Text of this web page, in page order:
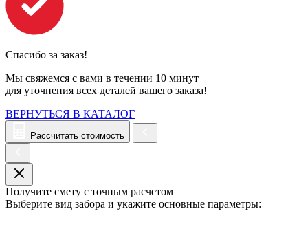
Спасибо за заказ!
Мы свяжемся с вами в течении 10 минут
для уточнения всех деталей вашего заказа!
ВЕРНУТЬСЯ В КАТАЛОГ
Рассчитать стоимость
Получите смету с точным расчетом
Выберите вид забора и укажите основные параметры: